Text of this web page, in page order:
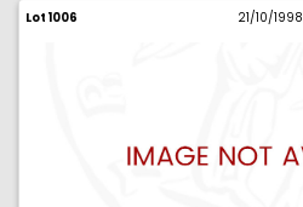
Lot 1006 21/10/1998